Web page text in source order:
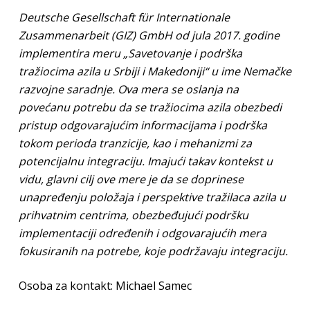
Deutsche Gesellschaft für Internationale
Zusammenarbeit (GIZ) GmbH od jula 2017. godine
implementira meru „Savetovanje i podrška
tražiocima azila u Srbiji i Makedoniji“ u ime Nemačke
razvojne saradnje. Ova mera se oslanja na
povećanu potrebu da se tražiocima azila obezbedi
pristup odgovarajućim informacijama i podrška
tokom perioda tranzicije, kao i mehanizmi za
potencijalnu integraciju. Imajući takav kontekst u
vidu, glavni cilj ove mere je da se doprinese
unapređenju položaja i perspektive tražilaca azila u
prihvatnim centrima, obezbeđujući podršku
implementaciji određenih i odgovarajućih mera
fokusiranih na potrebe, koje podržavaju integraciju.
Osoba za kontakt: Michael Samec